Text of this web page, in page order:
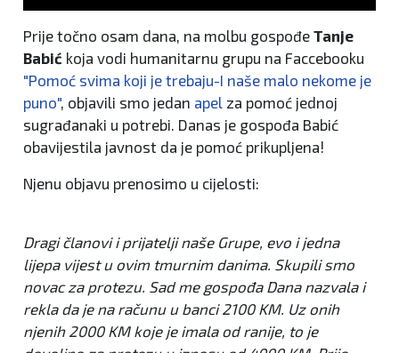
Prije točno osam dana, na molbu gospođe Tanje
Babić koja vodi humanitarnu grupu na Faccebooku
"Pomoć svima koji je trebaju-I naše malo nekome je
puno", objavili smo jedan apel za pomoć jednoj
sugrađanaki u potrebi. Danas je gospođa Babić
obavijestila javnost da je pomoć prikupljena!
Njenu objavu prenosimo u cijelosti:
Dragi članovi i prijatelji naše Grupe, evo i jedna
lijepa vijest u ovim tmurnim danima. Skupili smo
novac za protezu. Sad me gospođa Dana nazvala i
rekla da je na računu u banci 2100 KM. Uz onih
njenih 2000 KM koje je imala od ranije, to je